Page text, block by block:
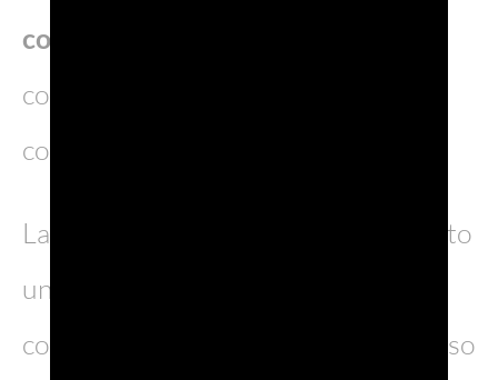
collettiva
competenze verso una visione
condivisa di sviluppo sostenibile.
La sostenibilità rappresenta non tanto
una meta, quanto un percorso in
continua evoluzione in cui il progresso